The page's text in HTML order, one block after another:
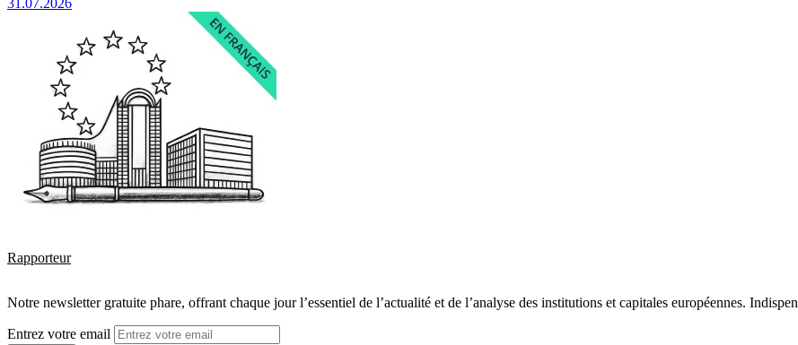
Rapporteur
Notre newsletter gratuite phare, offrant chaque jour l’essentiel de l’actualité et de l’analyse des institutions et capitales européennes.
Entrez votre email